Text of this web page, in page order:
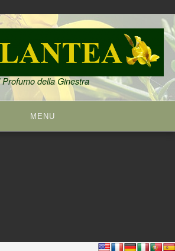
Profumo della Ginestra
MENU